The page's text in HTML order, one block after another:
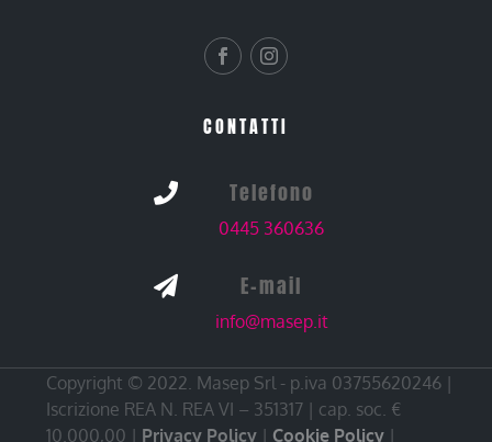
CONTATTI
 Telefono
0445 360636
 E-mail
info@masep.it
Copyright © 2022. Masep Srl - p.iva 03755620246 |
Iscrizione REA N. REA VI – 351317 | cap. soc. €
10.000,00 | Privacy Policy | Cookie Policy |